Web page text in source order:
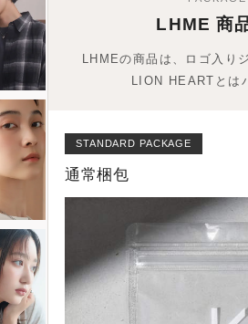
LHME 商
LHMEの商品は、ロゴ入り
LION HEARTとは
STANDARD PACKAGE
通常梱包